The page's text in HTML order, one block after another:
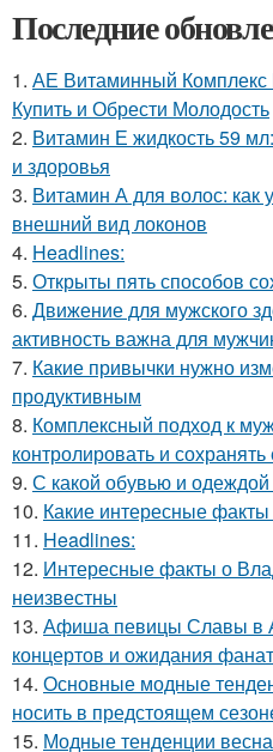
Последние
1. АЕ Витаминный
Купить и Обрести Молодость
2. Витамин Е жидкость 59
и здоровья
3. Витамин А для волос: как
внешний вид локонов
4. Headlines:
5. Открыты пять способов
6. Движение для мужского
активность важна для
7. Какие привычки нужно
продуктивным
8. Комплексный подход к
контролировать и
9. С какой обувью и
10. Какие интересные
11. Headlines:
12. Интересные факты о
неизвестны
13. Афиша певицы Славы в
концертов и ожидания
14. Основные модные
носить в предстоящем
15. Модные тенденции